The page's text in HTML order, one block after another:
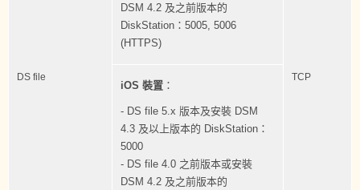
DS file
DSM 4.2 及之前版本的
DiskStation：5005, 5006
(HTTPS)
TCP
iOS 裝置 ：
- DS file 5.x 版本及安裝 DSM
4.3 及以上版本的 DiskStation：
5000
- DS file 4.0 之前版本或安裝
DSM 4.2 及之前版本的